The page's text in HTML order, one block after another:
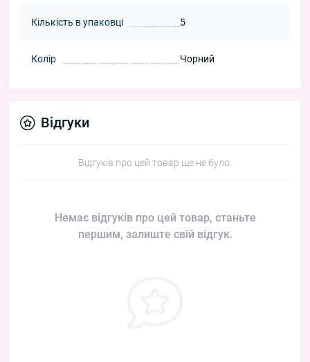
Кількість в упаковці 5
Колір Чорний
Відгуки
Відгуків про цей товар ще не було.
Немає відгуків про цей товар, станьте
першим, залиште свій відгук.